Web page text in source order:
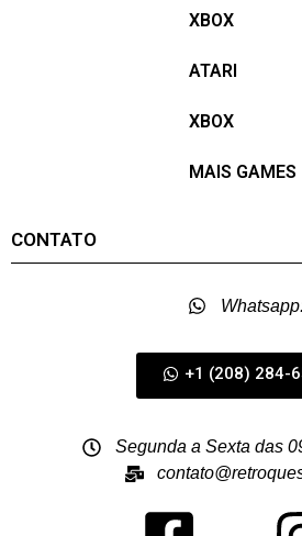
XBOX
ATARI
XBOX
MAIS GAMES
CONTATO
+1 (208) 284-
Segunda a Sexta das